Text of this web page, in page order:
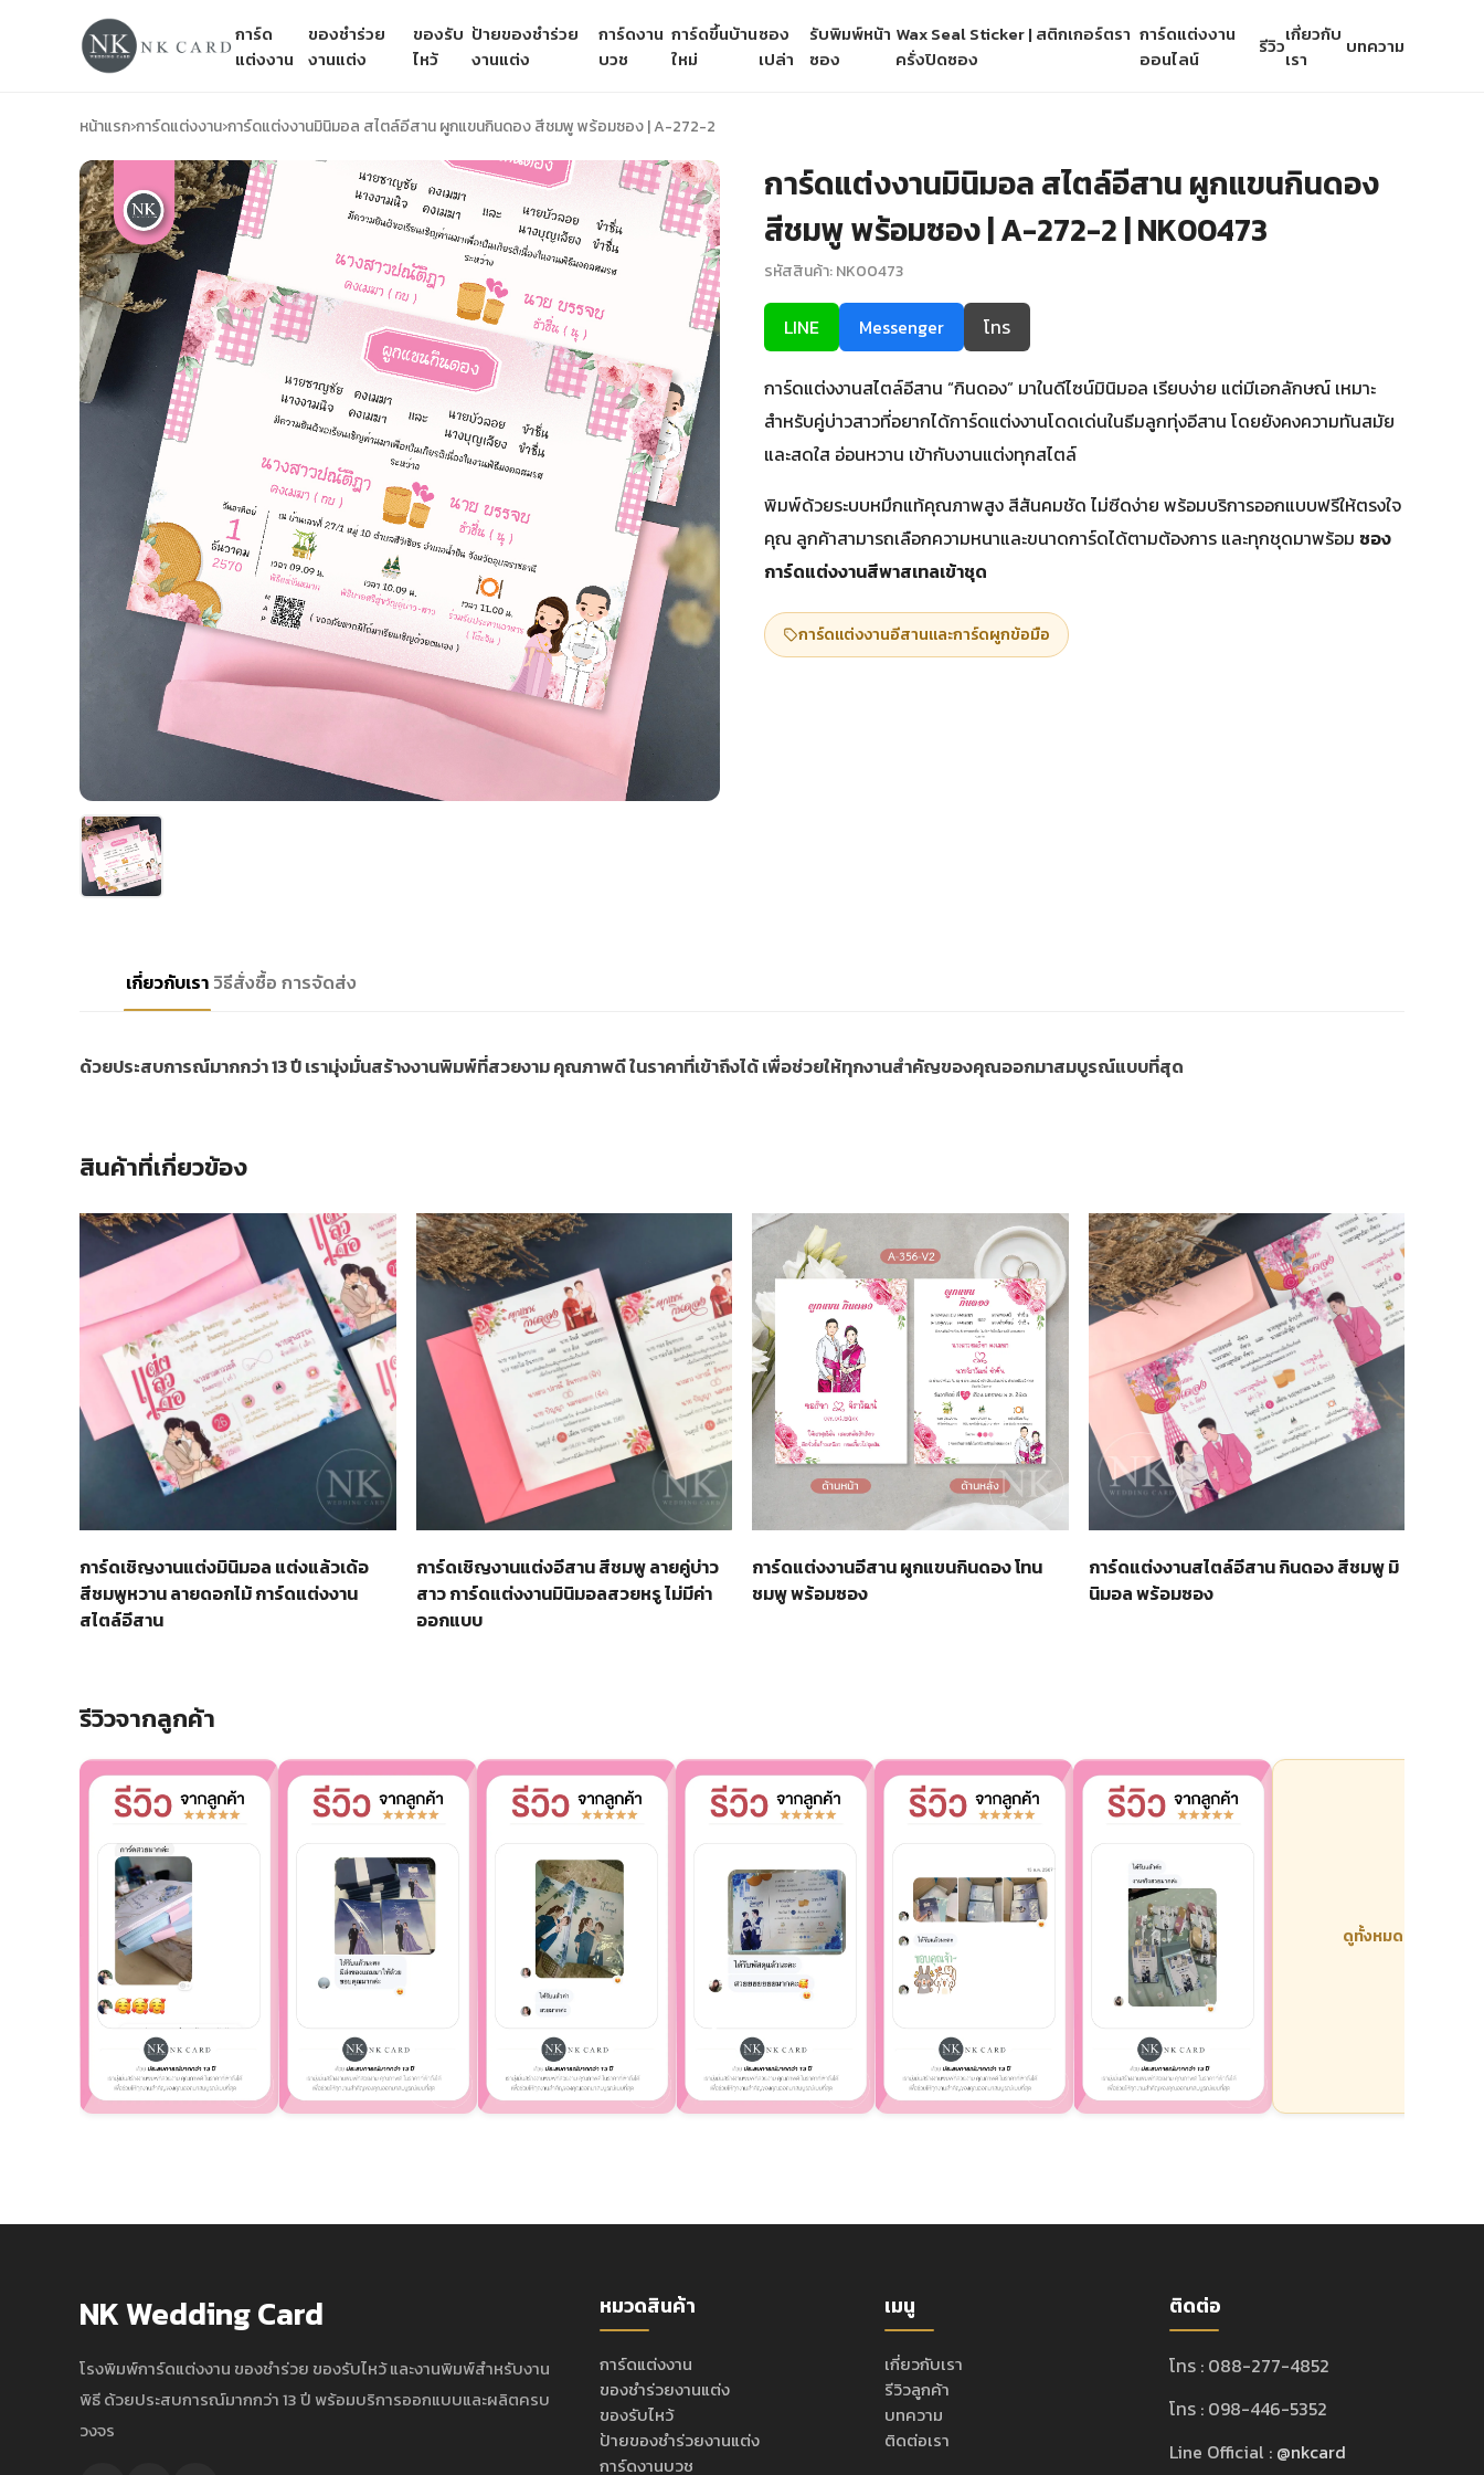
การ์ด
แต่งงาน
ของชำร่วย
งานแต่ง
ของรับ
ไหว้
ป้ายของชำร่วย
งานแต่ง
การ์ดงาน
บวช
การ์ดขึ้นบ้าน
ใหม่
ซอง
เปล่า
รับพิมพ์หน้า
ซอง
Wax Seal Sticker | สติกเกอร์ตรา
ครั่งปิดซอง
การ์ดแต่งงาน
ออนไลน์
รีวิวเกี่ยวกับ
เรา
บทความ
หน้าแรก›การ์ดแต่งงาน›การ์ดแต่งงานมินิมอล สไตล์อีสาน ผูกแขนกินดอง สีชมพู พร้อมซอง | A-272-2
การ์ดแต่งงานมินิมอล สไตล์อีสาน ผูกแขนกินดอง
สีชมพู พร้อมซอง | A-272-2 | NK00473
รหัสสินค้า: NK00473
LINE Messenger โทร
การ์ดแต่งงานสไตล์อีสาน “กินดอง” มาในดีไซน์มินิมอล เรียบง่าย แต่มีเอกลักษณ์ เหมาะ
สำหรับคู่บ่าวสาวที่อยากได้การ์ดแต่งงานโดดเด่นในธีมลูกทุ่งอีสาน โดยยังคงความทันสมัย
และสดใส อ่อนหวาน เข้ากับงานแต่งทุกสไตล์
พิมพ์ด้วยระบบหมึกแท้คุณภาพสูง สีสันคมชัด ไม่ซีดง่าย พร้อมบริการออกแบบฟรีให้ตรงใจ
คุณ ลูกค้าสามารถเลือกความหนาและขนาดการ์ดได้ตามต้องการ และทุกชุดมาพร้อม ซอง
การ์ดแต่งงานสีพาสเทลเข้าชุด
การ์ดแต่งงานอีสานและการ์ดผูกข้อมือ
เกี่ยวกับเรา วิธีสั่งซื้อ การจัดส่ง
ด้วยประสบการณ์มากกว่า 13 ปี เรามุ่งมั่นสร้างงานพิมพ์ที่สวยงาม คุณภาพดี ในราคาที่เข้าถึงได้ เพื่อช่วยให้ทุกงานสำคัญของคุณออกมาสมบูรณ์แบบที่สุด
สินค้าที่เกี่ยวข้อง
การ์ดเชิญงานแต่งมินิมอล แต่งแล้วเด้อ
สีชมพูหวาน ลายดอกไม้ การ์ดแต่งงาน
สไตล์อีสาน
การ์ดเชิญงานแต่งอีสาน สีชมพู ลายคู่บ่าว
สาว การ์ดแต่งงานมินิมอลสวยหรู ไม่มีค่า
ออกแบบ
การ์ดแต่งงานอีสาน ผูกแขนกินดอง โทน
ชมพู พร้อมซอง
การ์ดแต่งงานสไตล์อีสาน กินดอง สีชมพู มิ
นิมอล พร้อมซอง
รีวิวจากลูกค้า
ดูทั้งหมด
NK Wedding Card
โรงพิมพ์การ์ดแต่งงาน ของชำร่วย ของรับไหว้ และงานพิมพ์สำหรับงาน
พิธี ด้วยประสบการณ์มากกว่า 13 ปี พร้อมบริการออกแบบและผลิตครบ
วงจร
หมวดสินค้า
การ์ดแต่งงาน
ของชำร่วยงานแต่ง
ของรับไหว้
ป้ายของชำร่วยงานแต่ง
การ์ดงานบวช
เมนู
เกี่ยวกับเรา
รีวิวลูกค้า
บทความ
ติดต่อเรา
ติดต่อ
โทร : 088-277-4852
โทร : 098-446-5352
Line Official : @nkcard